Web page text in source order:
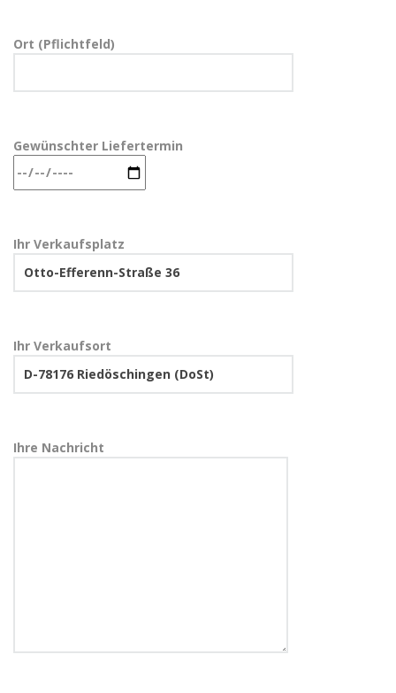
Ort (Pflichtfeld)
Gewünschter Liefertermin
Ihr Verkaufsplatz
Ihr Verkaufsort
Ihre Nachricht